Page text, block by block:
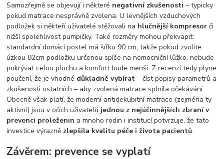
Samozřejmě se objevují i některé negativní zkušenosti – typicky
pokud matrace nesprávně zvolena. U levnějších vzduchových
podložek si někteří uživatelé stěžovali na hlučnější kompresor či
nižší spolehlivost pumpičky. Také rozměry mohou překvapit:
standardní domácí postel má šířku 90 cm, takže pokud zvolíte
úzkou 82cm podložku určenou spíše na nemocniční lůžko, nebude
pokrývat celou plochu a komfort bude menší. Z recenzí tedy plyne
poučení, že je vhodné důkladně vybírat – číst popisy parametrů a
zkušenosti ostatních – aby zvolená matrace splnila očekávání.
Obecně však platí, že moderní antidekubitní matrace (zejména ty
aktivní) jsou v očích uživatelů jednou z nejúčinnějších zbraní v
prevenci proleženin a mnoho rodin i institucí potvrzuje, že tato
investice výrazně zlepšila kvalitu péče i života pacientů.
Závěrem: prevence se vyplatí